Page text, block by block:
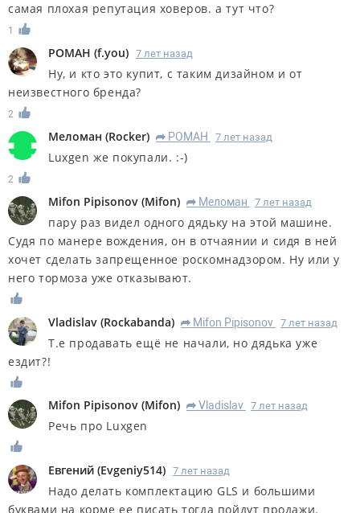
самая плохая репутация ховеров. а тут что?
1
РОМАН (f.you) 7 лет назад
Ну, и кто это купит, с таким дизайном и от
неизвестного бренда?
2
Меломан (Rocker) R РОМАН 7 лет назад
Luxgen же покупали. :-)
2
Mifon Pipisonov (Mifon) R Меломан 7 лет назад
пару раз видел одного дядьку на этой машине.
Судя по манере вождения, он в отчаянии и сидя в ней
хочет сделать запрещенное роскомнадзором. Ну или у
него тормоза уже отказывают.
Vladislav (Rockabanda) R Mifon Pipisonov 7 лет назад
Т.е продавать ещё не начали, но дядька уже
ездит?!
Mifon Pipisonov (Mifon) R Vladislav 7 лет назад
Речь про Luxgen
Евгений (Evgeniy514) 7 лет назад
Надо делать комплектацию GLS и большими
буквами на корме ее писать тогда пойдут продажи.